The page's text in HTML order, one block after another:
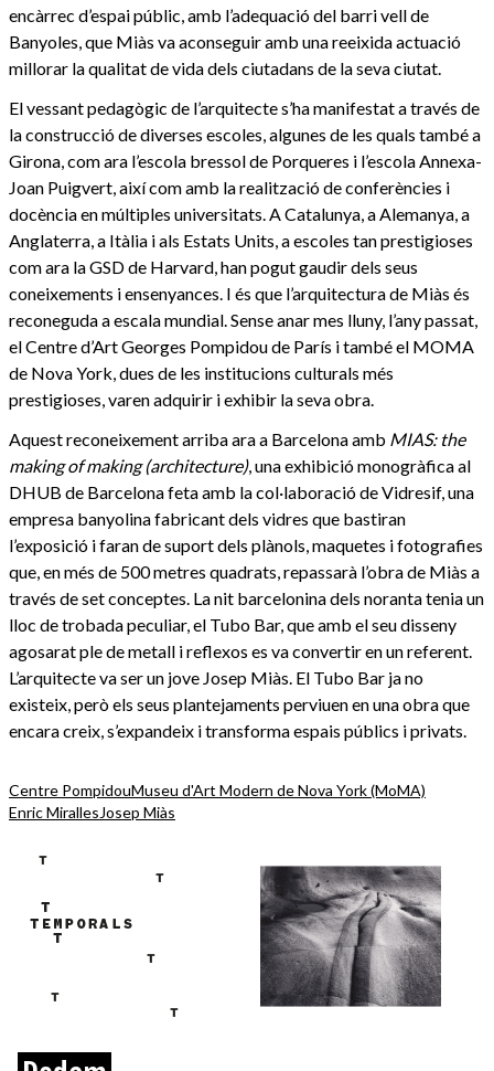
encàrrec d’espai públic, amb l’adequació del barri vell de
Banyoles, que Miàs va aconseguir amb una reeixida actuació
millorar la qualitat de vida dels ciutadans de la seva ciutat.
El vessant pedagògic de l’arquitecte s’ha manifestat a través de
la construcció de diverses escoles, algunes de les quals també a
Girona, com ara l’escola bressol de Porqueres i l’escola Annexa-
Joan Puigvert, així com amb la realització de conferències i
docència en múltiples universitats. A Catalunya, a Alemanya, a
Anglaterra, a Itàlia i als Estats Units, a escoles tan prestigioses
com ara la GSD de Harvard, han pogut gaudir dels seus
coneixements i ensenyances. I és que l’arquitectura de Miàs és
reconeguda a escala mundial. Sense anar mes lluny, l’any passat,
el Centre d’Art Georges Pompidou de París i també el MOMA
de Nova York, dues de les institucions culturals més
prestigioses, varen adquirir i exhibir la seva obra.
Aquest reconeixement arriba ara a Barcelona amb MIAS: the
making of making (architecture), una exhibició monogràfica al
DHUB de Barcelona feta amb la col·laboració de Vidresif, una
empresa banyolina fabricant dels vidres que bastiran
l’exposició i faran de suport dels plànols, maquetes i fotografies
que, en més de 500 metres quadrats, repassarà l’obra de Miàs a
través de set conceptes. La nit barcelonina dels noranta tenia un
lloc de trobada peculiar, el Tubo Bar, que amb el seu disseny
agosarat ple de metall i reflexos es va convertir en un referent.
L’arquitecte va ser un jove Josep Miàs. El Tubo Bar ja no
existeix, però els seus plantejaments perviuen en una obra que
encara creix, s’expandeix i transforma espais públics i privats.
Centre PompidouMuseu d'Art Modern de Nova York (MoMA)
Enric MirallesJosep Miàs